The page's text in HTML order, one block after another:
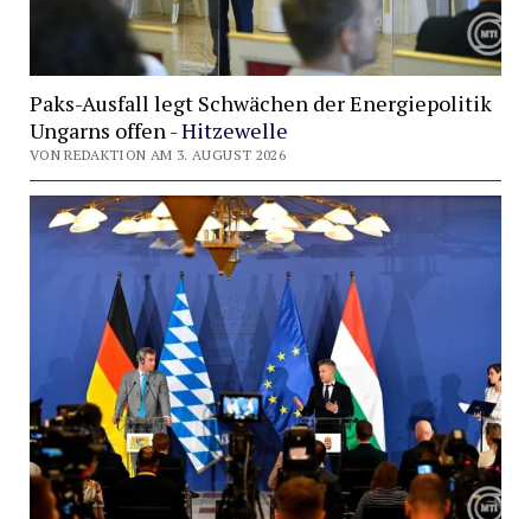
Paks-Ausfall legt Schwächen der Energiepolitik
Ungarns offen -Hitzewelle
VON REDAKTION AM 3. AUGUST 2026